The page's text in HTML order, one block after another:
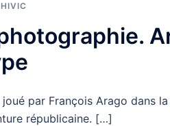
joué par François Arago dans
républicaine. […]